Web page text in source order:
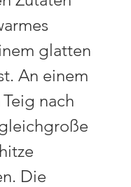
glatten
An einem
nach
Die